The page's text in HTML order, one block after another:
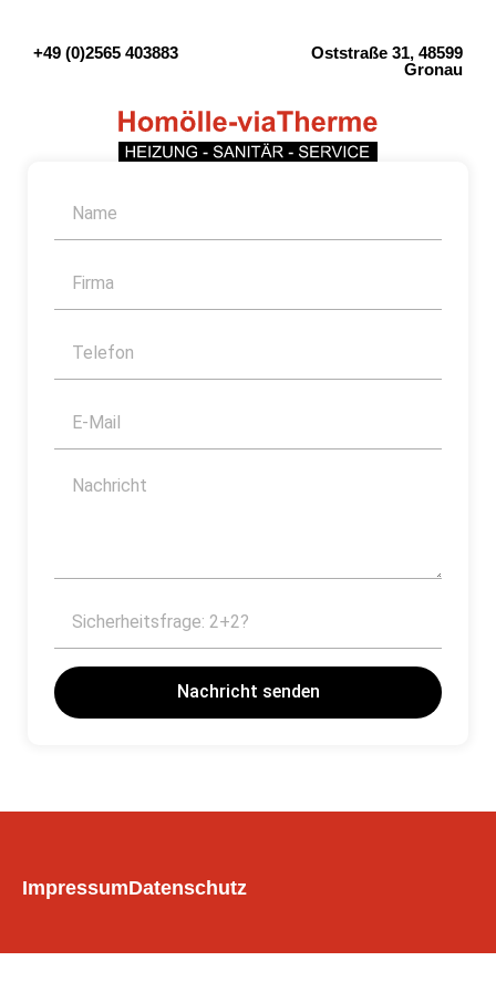
+49 (0)2565 403883
Oststraße 31, 48599
Gronau
Nachricht senden
ImpressumDatenschutz